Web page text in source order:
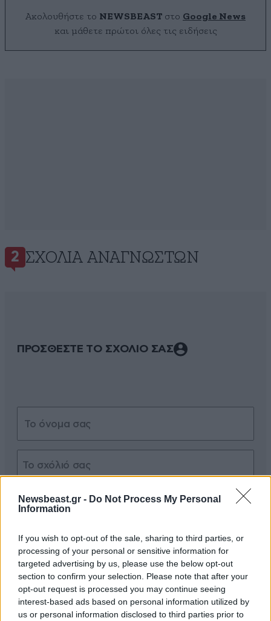
Newsbeast.gr - Do Not Process My Personal
Information
If you wish to opt-out of the sale, sharing to third parties, or
processing of your personal or sensitive information for
targeted advertising by us, please use the below opt-out
section to confirm your selection. Please note that after your
opt-out request is processed you may continue seeing
interest-based ads based on personal information utilized by
us or personal information disclosed to third parties prior to
Ακολουθήστε το NEWSBEAST στο Google News
και μάθετε πρώτοι όλες τις ειδήσεις
2 ΣΧΌΛΙΑ ΑΝΑΓΝΩΣΤΏΝ
ΠΡΟΣΘΕΣΤΕ ΤΟ ΣΧΟΛΙΟ ΣΑΣ
Xαρακτήρες: 0/1000
ΠΡΟΣΘΗΚΗ
Να μη βρει ο παππάς να θάψει 12·05·2020 20:26